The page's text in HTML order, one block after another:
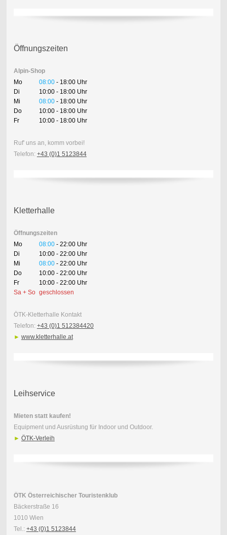
Öffnungszeiten
Alpin-Shop
Mo
08:00 - 18:00 Uhr
Di
10:00 - 18:00 Uhr
Mi
08:00 - 18:00 Uhr
Do
10:00 - 18:00 Uhr
Fr
10:00 - 18:00 Uhr
Ruf' uns an, komm vorbei!
Telefon: +43 (0)1 5123844
Kletterhalle
Öffnungszeiten
Mo
08:00 - 22:00 Uhr
Di
10:00 - 22:00 Uhr
Mi
08:00 - 22:00 Uhr
Do
10:00 - 22:00 Uhr
Fr
10:00 - 22:00 Uhr
Sa + So geschlossen
ÖTK-Kletterhalle Kontakt
Telefon: +43 (0)1 512384420
► www.kletterhalle.at
Leihservice
Mieten statt kaufen!
Equipment und Ausrüstung für Indoor und Outdoor.
► ÖTK-Verleih
ÖTK Österreichischer Touristenklub
Bäckerstraße 16
1010 Wien
Tel.: +43 (0)1 5123844